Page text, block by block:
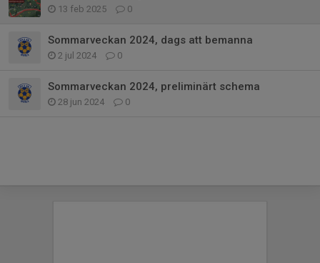
13 feb 2025 0
Sommarveckan 2024, dags att bemanna
2 jul 2024 0
Sommarveckan 2024, preliminärt schema
28 jun 2024 0